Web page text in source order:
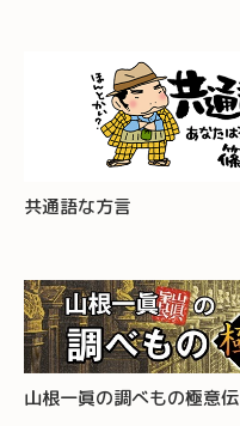
共通語な方言
山根一眞の調べもの極意伝